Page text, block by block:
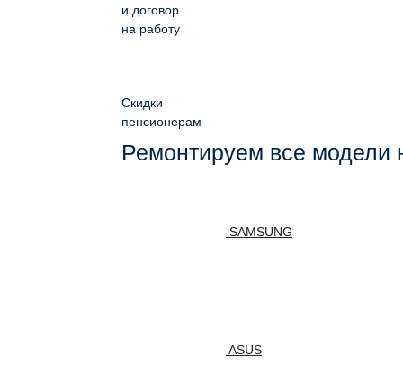
и договор
на работу
Скидки
пенсионерам
Ремонтируем все модели
SAMSUNG
ASUS